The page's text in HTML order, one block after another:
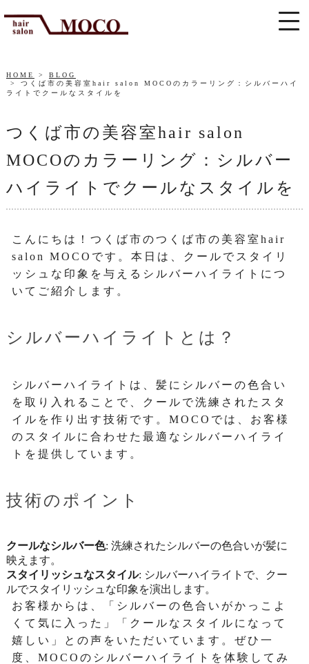
HOME
BLOG
つくば市の美容室hair salon MOCOのカラーリング：シルバーハイ
ライトでクールなスタイルを
つくば市の美容室hair salon
MOCOのカラーリング：シルバー
ハイライトでクールなスタイルを
こんにちは！つくば市のつくば市の美容室hair
salon MOCOです。本日は、クールでスタイリ
ッシュな印象を与えるシルバーハイライトにつ
いてご紹介します。
シルバーハイライトとは？
シルバーハイライトは、髪にシルバーの色合い
を取り入れることで、クールで洗練されたスタ
イルを作り出す技術です。MOCOでは、お客様
のスタイルに合わせた最適なシルバーハイライ
トを提供しています。
技術のポイント
クールなシルバー色: 洗練されたシルバーの色合いが髪に
映えます。
スタイリッシュなスタイル: シルバーハイライトで、クー
ルでスタイリッシュな印象を演出します。
お客様からは、「シルバーの色合いがかっこよ
くて気に入った」「クールなスタイルになって
嬉しい」との声をいただいています。ぜひ一
度、MOCOのシルバーハイライトを体験してみ